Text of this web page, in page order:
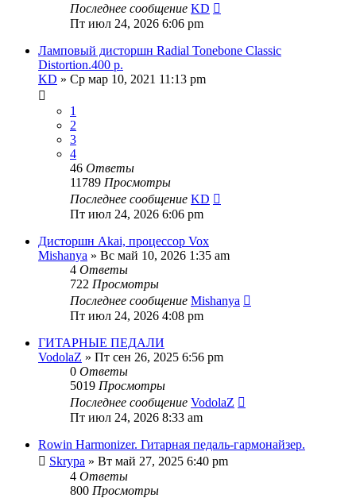
Последнее сообщение KD
Пт июл 24, 2026 6:06 pm
Ламповый дисторшн Radial Tonebone Classic
Distortion.400 р.
KD » Ср мар 10, 2021 11:13 pm
1
2
3
4
46 Ответы
11789 Просмотры
Последнее сообщение KD
Пт июл 24, 2026 6:06 pm
Дисторшн Akai, процессор Vox
Mishanya » Вс май 10, 2026 1:35 am
4 Ответы
722 Просмотры
Последнее сообщение Mishanya
Пт июл 24, 2026 4:08 pm
ГИТАРНЫЕ ПЕДАЛИ
VodolaZ » Пт сен 26, 2025 6:56 pm
0 Ответы
5019 Просмотры
Последнее сообщение VodolaZ
Пт июл 24, 2026 8:33 am
Rowin Harmonizer. Гитарная педаль-гармонайзер.
Skrypa » Вт май 27, 2025 6:40 pm
4 Ответы
800 Просмотры